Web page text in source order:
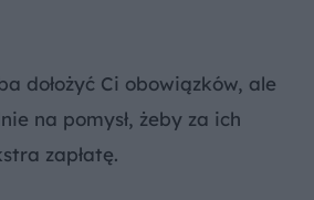
dołożyć Ci obowiązków, ale
na pomysł, żeby za ich
zapłatę.